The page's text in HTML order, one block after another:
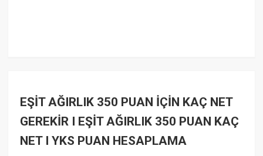
EŞİT AĞIRLIK 350 PUAN İÇİN KAÇ NET
GEREKİR I EŞİT AĞIRLIK 350 PUAN KAÇ
NET I YKS PUAN HESAPLAMA